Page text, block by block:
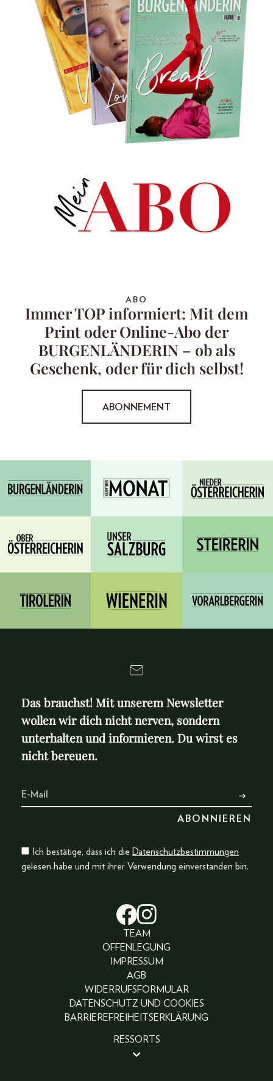
ABO
Immer TOP informiert: Mit dem
Print oder Online-Abo der
BURGENLÄNDERIN – ob als
Geschenk, oder für dich selbst!
ABONNEMENT
Das brauchst! Mit unserem Newsletter
wollen wir dich nicht nerven, sondern
unterhalten und informieren. Du wirst es
nicht bereuen.
Ich bestätige, dass ich die Datenschutzbestimmungen
gelesen habe und mit ihrer Verwendung einverstanden bin.
TEAM
OFFENLEGUNG
IMPRESSUM
AGB
WIDERRUFSFORMULAR
DATENSCHUTZ UND COOKIES
BARRIEREFREIHEITSERKLÄRUNG
RESSORTS